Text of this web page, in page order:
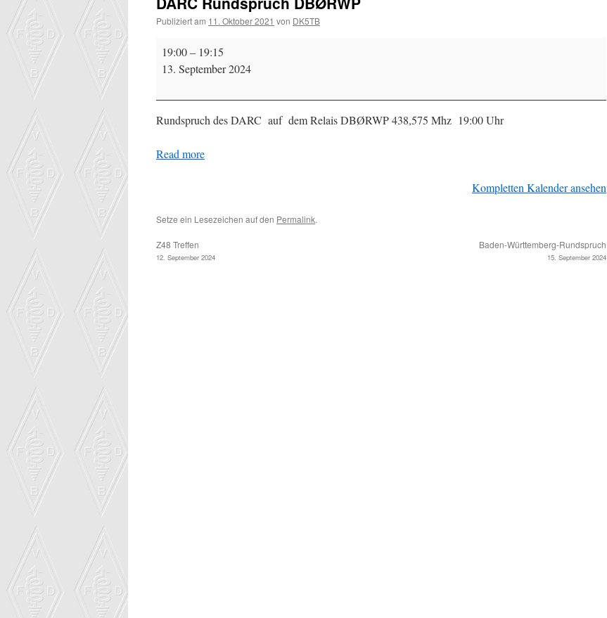
Publiziert am 11. Oktober 2021 von DK5TB
DARC
Rundspruch
DBØRWP
19:00– 19:15
13. September 2024
Rundspruch des DARC auf dem Relais DBØRWP 438,575 Mhz 19:00 Uhr
Read more
Kompletten Kalender ansehen
Setze ein Lesezeichen auf den Permalink.
Z48 Treffen
12. September 2024
Baden-Württemberg-Rundspruch
15. September 2024